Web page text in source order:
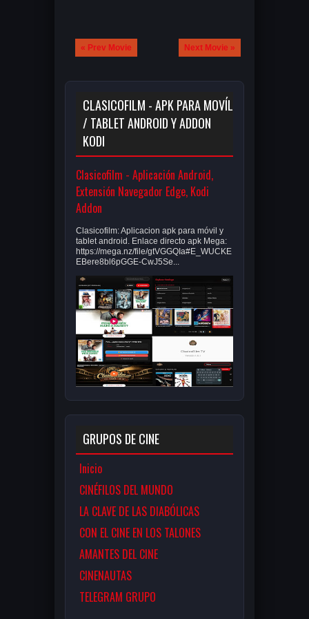
« Prev Movie Next Movie »
CLASICOFILM - APK PARA MOVÍL
/ TABLET ANDROID Y ADDON
KODI
Clasicofilm - Aplicación Android,
Extensión Navegador Edge, Kodi
Addon
Clasicofilm: Aplicacion apk para móvil y
tablet android. Enlace directo apk Mega:
https://mega.nz/file/gtVGGQIa#E_WUCKE
EBere8bl6pGGE-CwJ5Se...
GRUPOS DE CINE
Inicio
CINÉFILOS DEL MUNDO
LA CLAVE DE LAS DIABÓLICAS
CON EL CINE EN LOS TALONES
AMANTES DEL CINE
CINENAUTAS
TELEGRAM GRUPO